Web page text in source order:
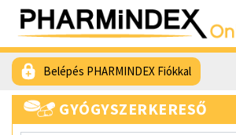
Belépés PHARMINDEX Fiókkal
GYÓGYSZERKERESŐ